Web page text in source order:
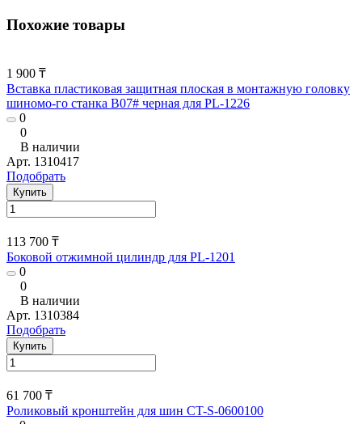
Похожие товары
1 900 ₸
Вставка пластиковая защитная плоская в монтажную головку
шиномо-го станка В07# черная для PL-1226
0
0
В наличии
Арт. 1310417
Подобрать
Купить
113 700 ₸
Боковой отжимной цилиндр для PL-1201
0
0
В наличии
Арт. 1310384
Подобрать
Купить
61 700 ₸
Роликовый кронштейн для шин CT-S-0600100